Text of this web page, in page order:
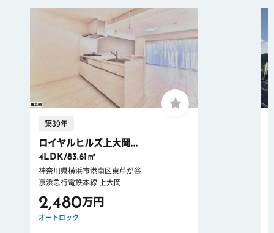
築39年
ロイヤルヒルズ上大岡...
4LDK/83.61㎡
神奈川県横浜市港南区東芹が谷
京浜急行電鉄本線 上大岡
2,480万円
オートロック